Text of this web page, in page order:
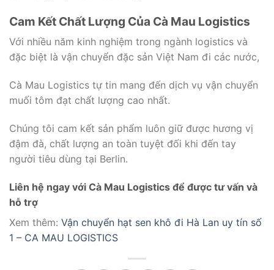
Cam Kết Chất Lượng Của Cà Mau Logistics
Với nhiều năm kinh nghiệm trong ngành logistics và
đặc biệt là vận chuyển đặc sản Việt Nam đi các nước,
Cà Mau Logistics tự tin mang đến dịch vụ vận chuyển
muối tôm đạt chất lượng cao nhất.
Chúng tôi cam kết sản phẩm luôn giữ được hương vị
đậm đà, chất lượng an toàn tuyệt đối khi đến tay
người tiêu dùng tại Berlin.
Liên hệ ngay với Cà Mau Logistics để được tư vấn và
hỗ trợ
Xem thêm: Vận chuyển hạt sen khô đi Hà Lan uy tín số
1 – CA MAU LOGISTICS